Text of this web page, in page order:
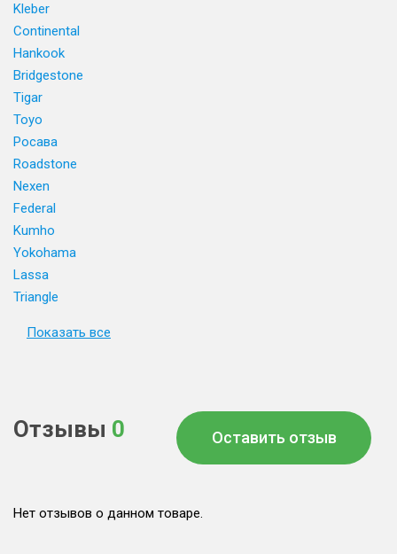
Kleber
Continental
Hankook
Bridgestone
Tigar
Toyo
Росава
Roadstone
Nexen
Federal
Kumho
Yokohama
Lassa
Triangle
Показать все
Отзывы 0 Оставить отзыв
Нет отзывов о данном товаре.